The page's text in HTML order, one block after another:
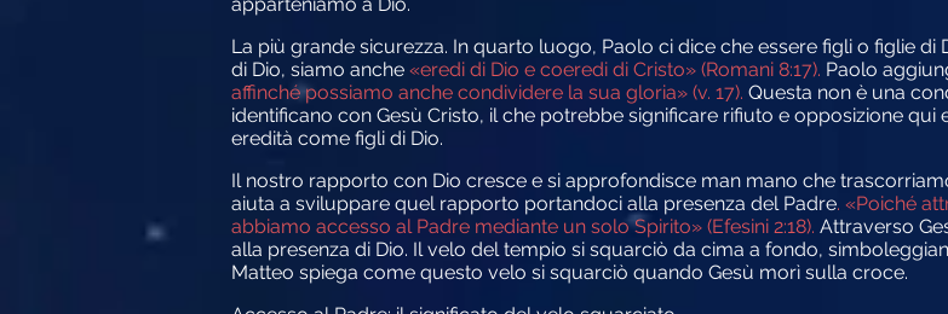
La più grande sicurezza. In quarto luogo, Paolo ci dice che essere figli o figlie di
di Dio, siamo anche «eredi di Dio e coeredi di Cristo» (Romani 8:17). Paolo
affinché possiamo anche condividere la sua gloria» (v. 17). Questa non è una
identificano con Gesù Cristo, il che potrebbe significare rifiuto e opposizione
eredità come figli di Dio.
Il nostro rapporto con Dio cresce e si approfondisce man mano che
aiuta a sviluppare quel rapporto portandoci alla presenza del Padre. «Poiché
abbiamo accesso al Padre mediante un solo Spirito» (Efesini 2:18). Attraverso
alla presenza di Dio. Il velo del tempio si squarciò da cima a fondo,
Matteo spiega come questo velo si squarciò quando Gesù morì sulla croce.